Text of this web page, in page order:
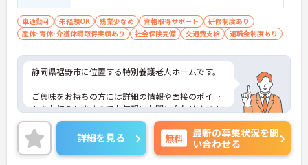
車通勤可 未経験OK 残業少なめ 資格取得サポート
研修制度あり
産休･育休･介護休暇取得実績あり
社会保険完備 交通費支給 退職金制度あり
静岡県裾野市に位置する特別養護老人ホームです。
ご興味をお持ちの方には詳細の情報や面接のポイン
トをお伝えしますのでお気軽にお問い合わせくださ
いませ。
詳細を見る 無料
最新の募集状況を問
い合わせる